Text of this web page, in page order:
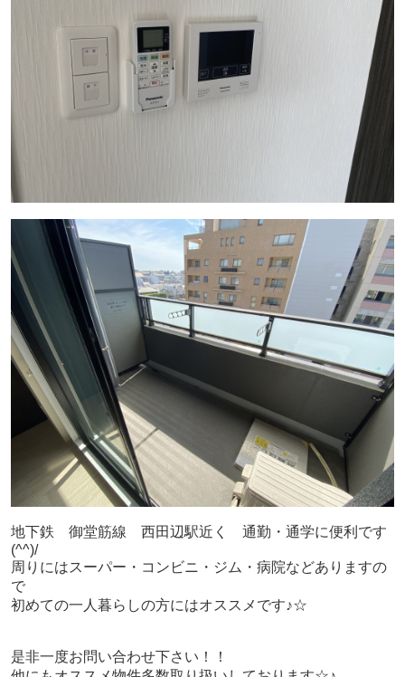
地下鉄 御堂筋線 西田辺駅近く 通勤・通学に便利です
(^^)/
周りにはスーパー・コンビニ・ジム・病院などありますの
で
初めての一人暮らしの方にはオススメです♪☆
是非一度お問い合わせ下さい！！